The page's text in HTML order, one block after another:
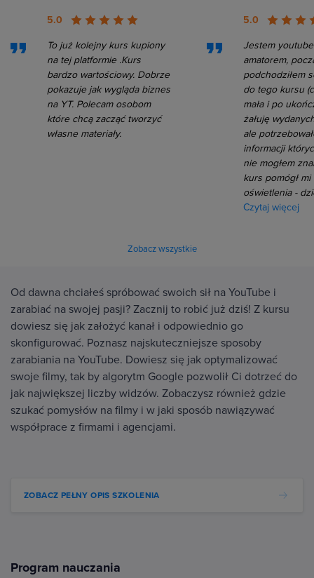
5.0
To już kolejny kurs kupiony
na tej platformie .Kurs
bardzo wartościowy. Dobrze
pokazuje jak wygląda biznes
na YT. Polecam osobom
które chcą zacząć tworzyć
własne materiały.
5.0
Jestem
amatorem,
podchodziłem
do tego kursu
mała i po
żałuję
ale
informacji
nie mogłem
kurs pomógł
oświetlenia -
Czytaj więcej
Zobacz wszystkie
Od dawna chciałeś spróbować swoich sił na YouTube i
zarabiać na swojej pasji? Zacznij to robić już dziś! Z kursu
dowiesz się jak założyć kanał i odpowiednio go
skonfigurować. Poznasz najskuteczniejsze sposoby
zarabiania na YouTube. Dowiesz się jak optymalizować
swoje filmy, tak by algorytm Google pozwolił Ci dotrzeć do
jak największej liczby widzów. Zobaczysz również gdzie
szukać pomysłów na filmy i w jaki sposób nawiązywać
współprace z firmami i agencjami.
ZOBACZ PEŁNY OPIS SZKOLENIA
Program nauczania